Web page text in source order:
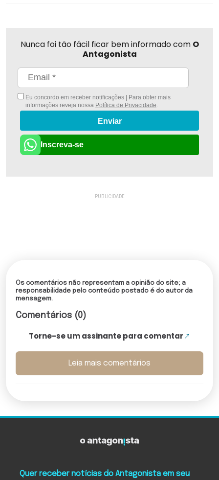
Nunca foi tão fácil ficar bem informado com O
Antagonista
Eu concordo em receber notificações | Para obter mais
informações reveja nossa Política de Privacidade
Enviar
Inscreva-se
Os comentários não representam a opinião do site; a
responsabilidade pelo conteúdo postado é do autor da
mensagem.
Comentários (0)
Torne-se um assinante para comentar
Leia mais comentários
Quer receber notícias do Antagonista em seu